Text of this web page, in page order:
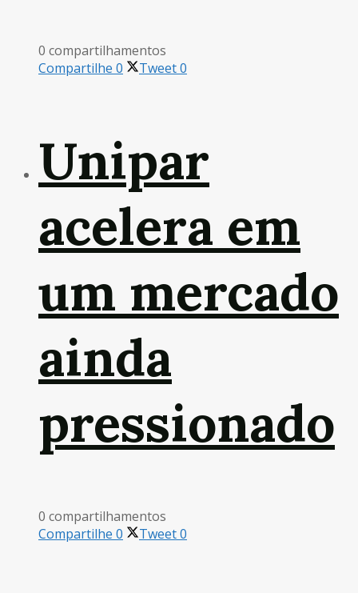
0 compartilhamentos
Compartilhe 0 Tweet0
Unipar
acelera em
um mercado
ainda
pressionado
0 compartilhamentos
Compartilhe 0 Tweet0